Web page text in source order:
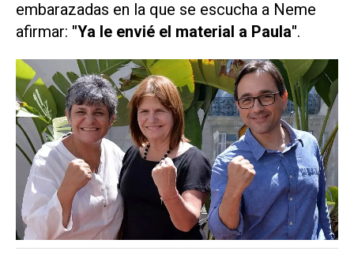
embarazadas en la que se escucha a Neme
afirmar: "Ya le envié el material a Paula".